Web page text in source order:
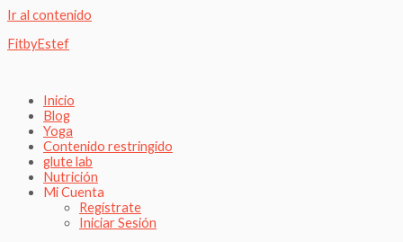
Ir al contenido
FitbyEstef
Inicio
Blog
Yoga
Contenido restringido
glute lab
Nutrición
Mi Cuenta
Regístrate
Iniciar Sesión